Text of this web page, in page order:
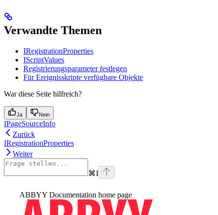
Verwandte Themen
IRegistrationProperties
IScriptValues
Registrierungsparameter festlegen
Für Ereignisskripte verfügbare Objekte
War diese Seite hilfreich?
Ja Nein
IPageSourceInfo
Zurück
IRegistrationProperties
Weiter
⌘I
ABBYY Documentation home page